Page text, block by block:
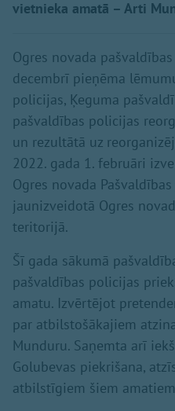
vietnieka amatā – Arti
Ogres novada
decembrī pieņēma
policijas, Ķeguma
pašvaldības policijas
un rezultātā uz
2022. gada 1. februāri
Ogres novada
jaunizveidotā Ogres
teritorijā.
Šī gada sākumā
pašvaldības policijas
amatu. Izvērtējot
par atbilstošākajiem
Munduru. Saņemta arī
Golubevas piekrišana,
atbilstīgiem šiem